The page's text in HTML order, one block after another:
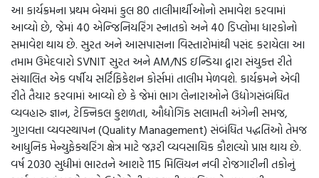
આ કાર્યક્રમના પ્રથમ બેચમાં કુલ 80 તાલીમાર્થીઓનો સમાવેશ કરવામાં
આવ્યો છે, જેમાં 40 એન્જિનિયરિંગ સ્નાતકો અને 40 ડિપ્લોમા ધારકોનો
સમાવેશ થાય છે. સુરત અને આસપાસના વિસ્તારોમાંથી પસંદ કરાયેલા આ
તમામ ઉમેદવારો SVNIT સુરત અને AM/NS ઇન્ડિયા દ્વારા સંયુક્ત રીતે
સંચાલિત એક વર્ષીય સર્ટિફિકેશન કોર્સમાં તાલીમ મેળવશે. કાર્યક્રમને એવી
રીતે તૈયાર કરવામાં આવ્યો છે કે જેમાં ભાગ લેનારાઓને ઉદ્યોગસંબંધિત
વ્યવહારુ જ્ઞાન, ટેક્નિકલ કુશળતા, ઔદ્યોગિક સલામતી અંગેની સમજ,
ગુણવત્તા વ્યવસ્થાપન (Quality Management) સંબંધિત પદ્ધતિઓ તેમજ
આધુનિક મેન્યુફેક્ચરિંગ ક્ષેત્ર માટે જરૂરી વ્યવસાયિક કૌશલ્યો પ્રાપ્ત થાય છે.
વર્ષ 2030 સુધીમાં ભારતને આશરે 115 મિલિયન નવી રોજગારીની તકોનું